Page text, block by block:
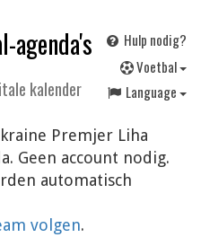
agenda's
kalender
Hulp nodig?
Voetbal
Language
Premjer Liha
Geen account nodig.
automatisch
volgen.